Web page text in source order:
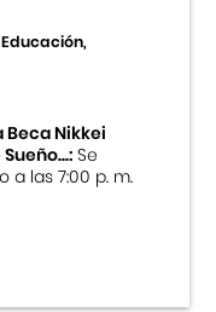
Nikkei
Se
a las 7:00 p. m.